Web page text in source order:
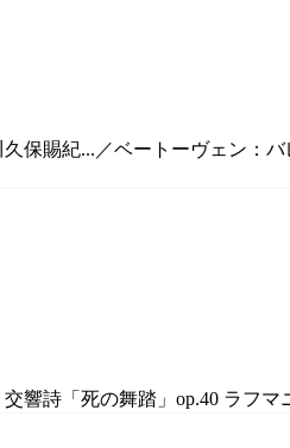
保賜紀...／ベートーヴェン：
響詩「死の舞踏」op.40 ラフ